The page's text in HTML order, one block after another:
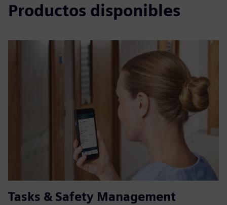
Productos disponibles
Tasks & Safety Management